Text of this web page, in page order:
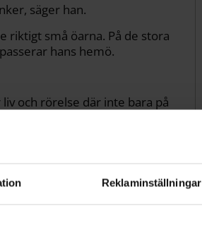
Reklaminställningar
säger han.
riktigt små öarna. På de stora
hans hemö.
och rörelse där inte bara på
hantverkstjänster. Från sjön
flakmoppar och fyrhulingar.
rött med vita knutar, och